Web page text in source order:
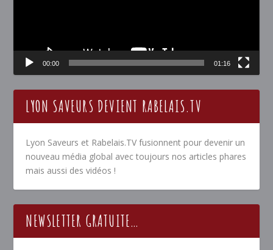
00:00 01:16
LYON SAVEURS DEVIENT RABELAIS.TV
Lyon Saveurs et Rabelais.TV fusionnent pour devenir un
nouveau média global avec toujours nos articles phares
mais aussi des vidéos !
NEWSLETTER GRATUITE…